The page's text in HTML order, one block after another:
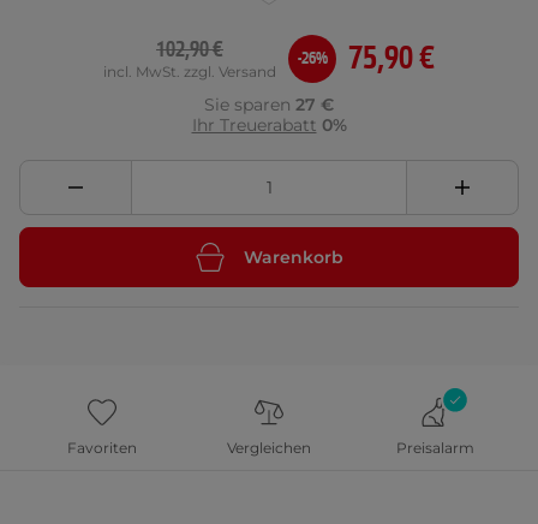
75,90 €
102,90 €
incl. MwSt. zzgl. Versand
-26%
Sie sparen 27 €
Ihr Treuerabatt 0%
Warenkorb
Favoriten Vergleichen Preisalarm